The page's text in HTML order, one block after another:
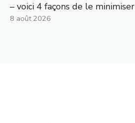
– voici 4 façons de le minimiser
8 août 2026